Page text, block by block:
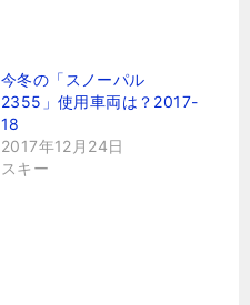
今冬の「スノーパル
2355」使用車両は？2017-
18
2017年12月24日
スキー